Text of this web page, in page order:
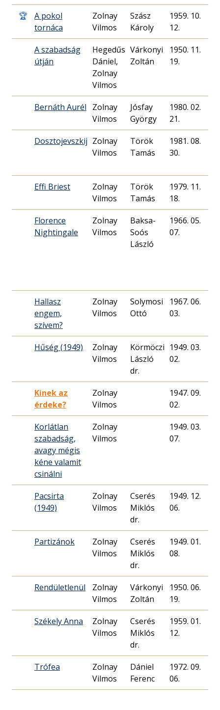
🏆
A pokol
tornáca
Zolnay
Vilmos
Szász
Károly
1959. 10.
12.
A szabadság
útján
Hegedűs
Dániel,
Zolnay
Vilmos
Várkonyi
Zoltán
1950. 11.
19.
Bernáth Aurél
Zolnay
Vilmos
Jósfay
György
1980. 02.
21.
Dosztojevszkij Zolnay
Vilmos
Török
Tamás
1981. 08.
30.
Effi Briest
Zolnay
Vilmos
Török
Tamás
1979. 11.
18.
Florence
Nightingale
Zolnay
Vilmos
Baksa-
Soós
László
1966. 05.
07.
Hallasz
engem,
szívem?
Zolnay
Vilmos
Solymosi
Ottó
1967. 06.
03.
Hűség (1949)
Zolnay
Vilmos
Körmöczi
László
dr.
1949. 03.
02.
Kinek az
érdeke?
Zolnay
Vilmos
1947. 09.
02.
Korlátlan
szabadság,
avagy mégis
kéne valamit
csinálni
Zolnay
Vilmos
1949. 03.
07.
Pacsirta
(1949)
Zolnay
Vilmos
Cserés
Miklós
dr.
1949. 12.
06.
Partizánok
Zolnay
Vilmos
Cserés
Miklós
dr.
1949. 01.
08.
Rendületlenül
Zolnay
Vilmos
Várkonyi
Zoltán
1950. 06.
19.
Székely Anna
Zolnay
Vilmos
Cserés
Miklós
dr.
1959. 01.
12.
Trófea
Zolnay
Vilmos
Dániel
Ferenc
1972. 09.
06.